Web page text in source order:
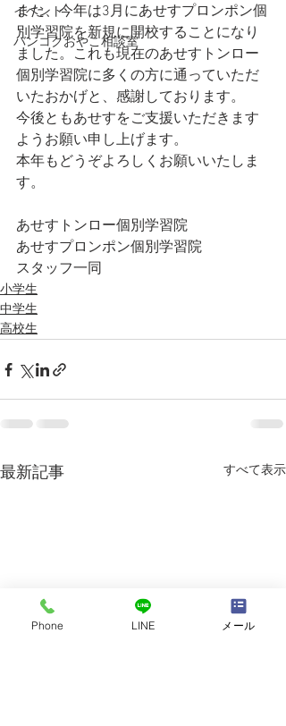
イベント
バンコクおやこ相談室
また、今年は3月にあせすプロンポン個
別学習院を新規に開校することになり
ました。これも現在のあせすトンロー
個別学習院に多くの方に通っていただ
いたおかげと、感謝しております。
今後ともあせすをご支援いただきます
ようお願い申し上げます。
本年もどうぞよろしくお願いいたしま
す。
あせすトンロー個別学習院
あせすプロンポン個別学習院
スタッフ一同
小学生
中学生
高校生
最新記事 すべて表示
Phone LINE メール